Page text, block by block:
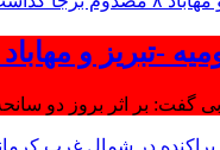
۸ مصدوم برجا
بر اثر بروز دو سانحه تصادف